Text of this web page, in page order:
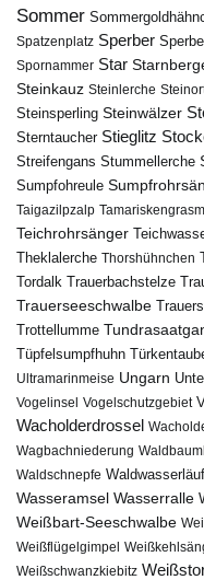
Sommer
Spatzenplatz Sperber
Spornammer Star
Steinkauz Steinlerche
Steinsperling Steinwälzer
Sterntaucher Stieglitz
Streifengans Stummellerche
Sumpfohreule
Taigazilpzalp
Teichrohrsänger
Theklalerche Thorshühnchen
Tordalk Trauerbachstelze
Trauerseeschwalbe
Trottellumme
Tüpfelsumpfhuhn
Ultramarinmeise Ungarn
Vogelinsel Vogelschutzgebiet
Wacholderdrossel
Wagbachniederung
Waldschnepfe
Wasseramsel Wasserralle
Weißbart-Seeschwalbe
Weißflügelgimpel
Weißschwanzkiebitz